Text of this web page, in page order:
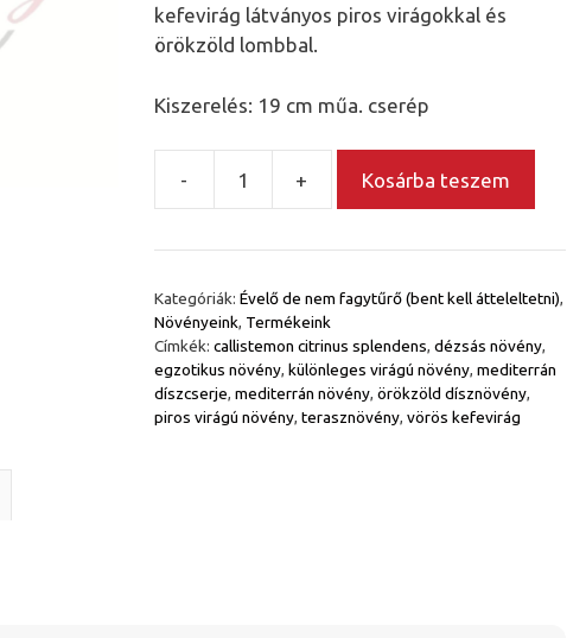
kefevirág látványos piros virágokkal és
örökzöld lombbal.
Kiszerelés: 19 cm műa. cserép
-
–
citrinus
‘Splendens’
mennyiség
+ Kosárba teszem
Kategóriák: Évelő de nem fagytűrő (bent kell átteleltetni),
Növényeink, Termékeink
Címkék: callistemon citrinus splendens, dézsás növény,
egzotikus növény, különleges virágú növény, mediterrán
díszcserje, mediterrán növény, örökzöld dísznövény,
piros virágú növény, terasznövény, vörös kefevirág